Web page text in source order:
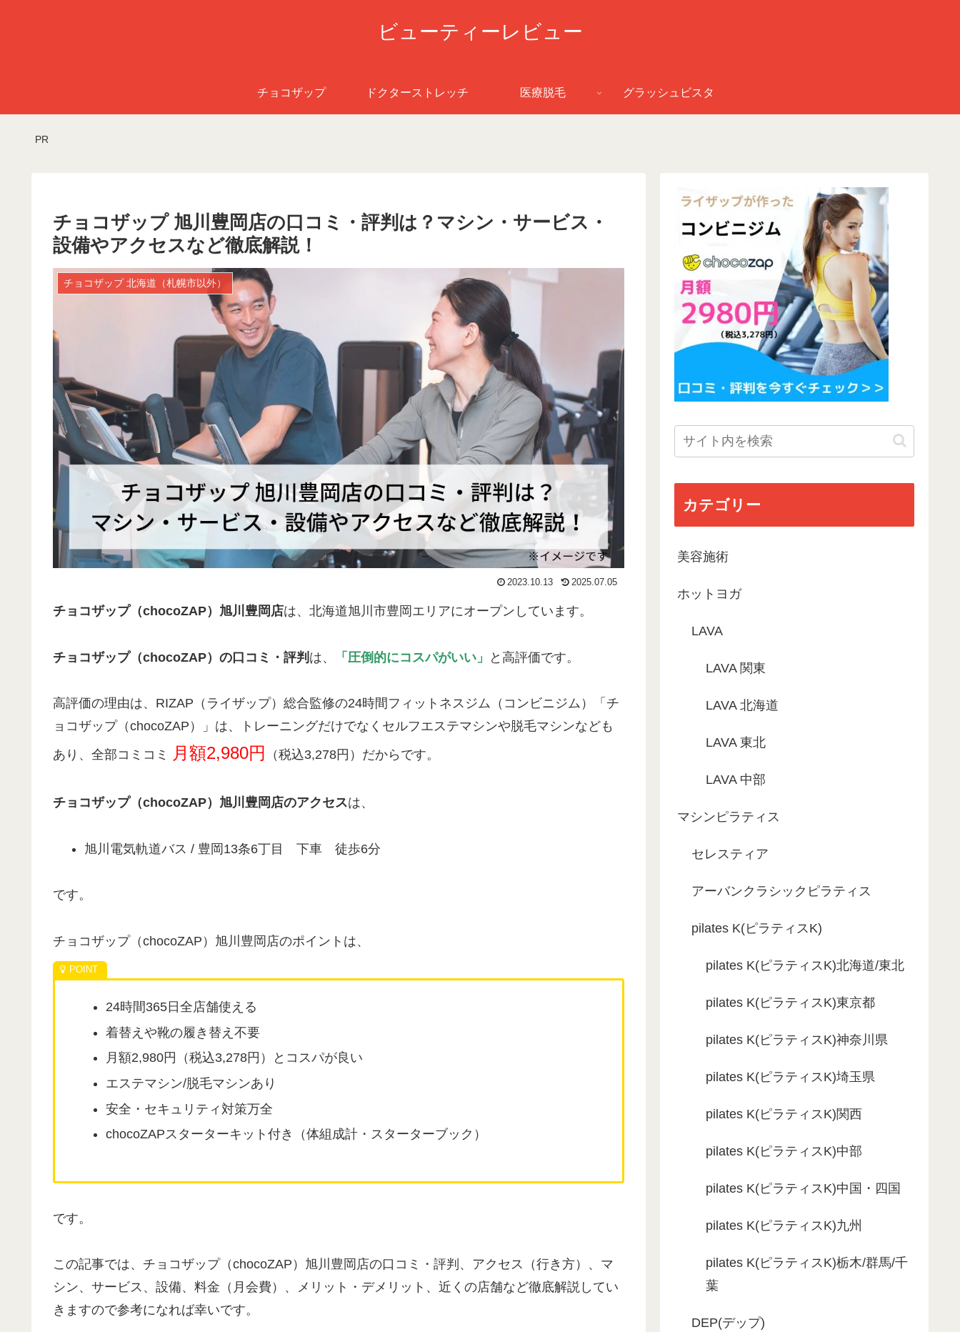
ビューティーレビュー
チョコザップ ドクターストレッチ 医療脱毛 グラッシュビスタ
PR
チョコザップ 旭川豊岡店の口コミ・評判は？マシン・サービス・
設備やアクセスなど徹底解説！
チョコザップ 北海道（札幌市以外）
2023.10.13 2025.07.05
チョコザップ（chocoZAP）旭川豊岡店は、北海道旭川市豊岡エリアにオープンしています。
チョコザップ（chocoZAP）の口コミ・評判 は、 「圧倒的にコスパがいい」 と高評価です。
高評価の理由は、RIZAP（ライザップ）総合監修の24時間フィットネスジム（コンビニジム）「チ
ョコザップ（chocoZAP）」は、トレーニングだけでなくセルフエステマシンや脱毛マシンなども
あり、全部コミコミ
月額2,980円 （税込3,278円）だからです。
チョコザップ（chocoZAP）旭川豊岡店のアクセスは、
旭川電気軌道バス / 豊岡13条6丁目 下車 徒歩6分
です。
チョコザップ（chocoZAP）旭川豊岡店のポイントは、
24時間365日全店舗使える
着替えや靴の履き替え不要
月額2,980円（税込3,278円）とコスパが良い
エステマシン/脱毛マシンあり
安全・セキュリティ対策万全
chocoZAPスターターキット付き（体組成計・スターターブック）
です。
この記事では、チョコザップ（chocoZAP）旭川豊岡店の口コミ・評判、アクセス（行き方）、マ
シン、サービス、設備、料金（月会費）、メリット・デメリット、近くの店舗など徹底解説してい
きますので参考になれば幸いです。
カテゴリー
美容施術
ホットヨガ
LAVA
LAVA 関東
LAVA 北海道
LAVA 東北
LAVA 中部
マシンピラティス
セレスティア
アーバンクラシックピラティス
pilates K(ピラティスK)
pilates K(ピラティスK)北海道/東北
pilates K(ピラティスK)東京都
pilates K(ピラティスK)神奈川県
pilates K(ピラティスK)埼玉県
pilates K(ピラティスK)関西
pilates K(ピラティスK)中部
pilates K(ピラティスK)中国・四国
pilates K(ピラティスK)九州
pilates K(ピラティスK)栃木/群馬/千
葉
DEP(デップ)